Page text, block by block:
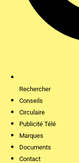
Rechercher
Conseils
Circulaire
Publicité Télé
Marques
Documents
Contact